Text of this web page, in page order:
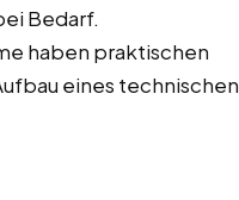
Bedarf.
haben praktischen
eines technischen